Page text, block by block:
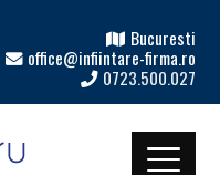
Bucuresti
office@infiintare-firma.ro
0723.500.027